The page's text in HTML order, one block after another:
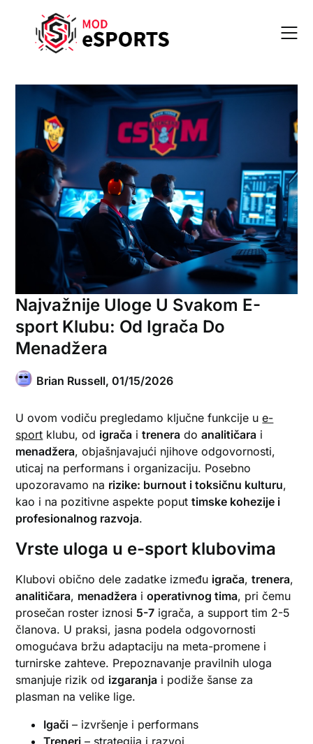
content
Najvažnije Uloge U Svakom E-
sport Klubu: Od Igrača Do
Menadžera
Brian Russell,01/15/2026
U ovom vodiču pregledamo ključne funkcije ue-
sport klubu, od igrača itrenera doanalitičara i
menadžera, objašnjavajući njihove odgovornosti,
uticaj na performans i organizaciju. Posebno
upozoravamo na rizike: burnout i toksičnu kulturu,
kao i na pozitivne aspekte poputtimske kohezije i
profesionalnog razvoja.
Vrste uloga u e-sport klubovima
Klubovi obično dele zadatke između igrača,trenera,
analitičara, menadžera ioperativnog tima, pri čemu
prosečan roster iznosi 5-7 igrača, a support tim 2-5
članova. U praksi, jasna podela odgovornosti
omogućava bržu adaptaciju na meta-promene i
turnirske zahteve. Prepoznavanje pravilnih uloga
smanjuje rizik od izgaranja i podiže šanse za
plasman na velike lige.
Igаči – izvršenje i performans
Treneri – strategija i razvoj